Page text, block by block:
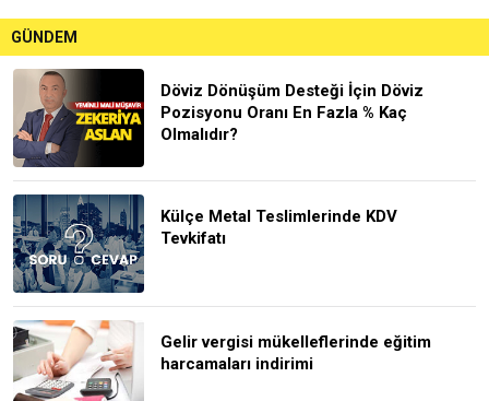
GÜNDEM
Döviz Dönüşüm Desteği İçin Döviz
Pozisyonu Oranı En Fazla % Kaç
Olmalıdır?
Külçe Metal Teslimlerinde KDV
Tevkifatı
Gelir vergisi mükelleflerinde eğitim
harcamaları indirimi